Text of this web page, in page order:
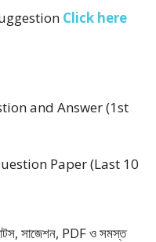
Click here
and Answer (1st
Paper (Last 10
সাজেশন, PDF ও সমস্ত